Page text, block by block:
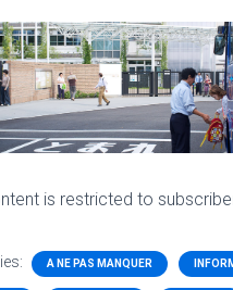
is restricted to
A NE PAS MANQUER